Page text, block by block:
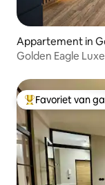
Appartement in
Golden Eagle
Topfavoriet van
Favoriet van